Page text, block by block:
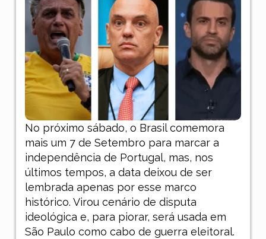
No próximo sábado, o Brasil comemora
mais um 7 de Setembro para marcar a
independência de Portugal, mas, nos
últimos tempos, a data deixou de ser
lembrada apenas por esse marco
histórico. Virou cenário de disputa
ideológica e, para piorar, será usada em
São Paulo como cabo de guerra eleitoral.